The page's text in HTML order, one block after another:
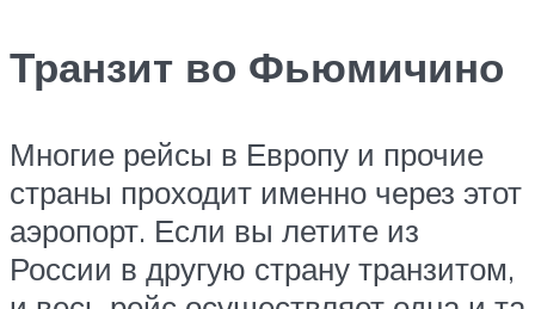
Транзит во Фьюмичино
Многие рейсы в Европу и прочие
страны проходит именно через этот
аэропорт. Если вы летите из
России в другую страну транзитом,